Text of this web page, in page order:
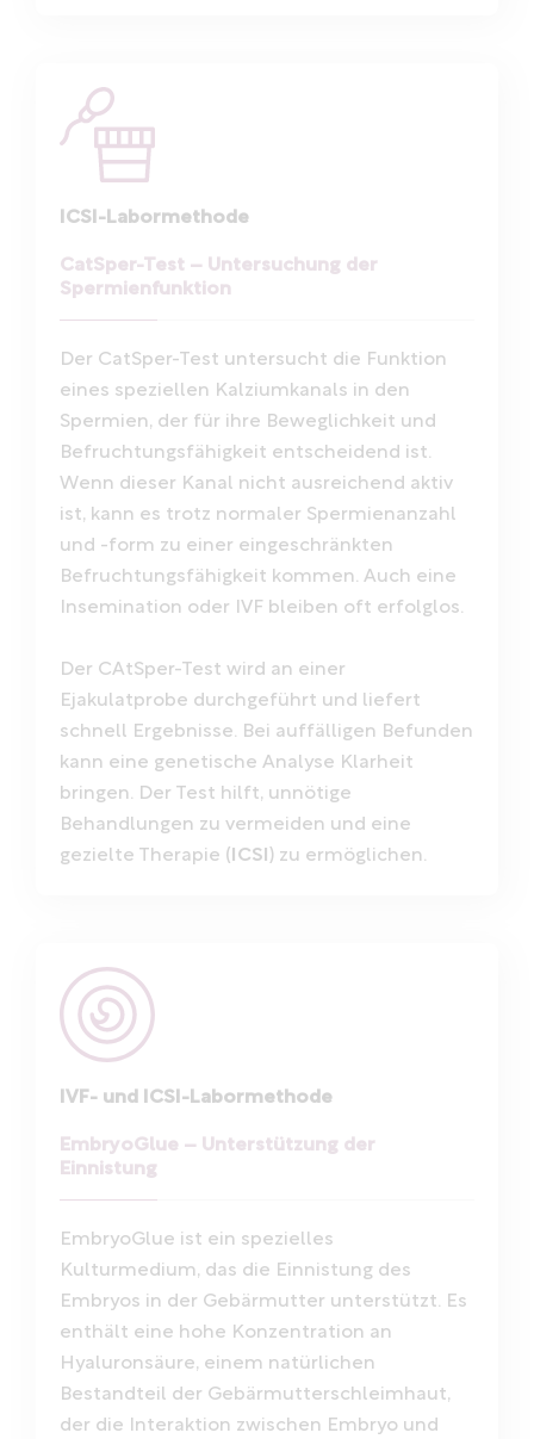
ICSI-Labormethode
CatSper-Test – Untersuchung der
Spermienfunktion
Der CatSper-Test untersucht die Funktion
eines speziellen Kalziumkanals in den
Spermien, der für ihre Beweglichkeit und
Befruchtungsfähigkeit entscheidend ist.
Wenn dieser Kanal nicht ausreichend aktiv
ist, kann es trotz normaler Spermienanzahl
und -form zu einer eingeschränkten
Befruchtungsfähigkeit kommen. Auch eine
Insemination oder IVF bleiben oft erfolglos.
Der CAtSper-Test wird an einer
Ejakulatprobe durchgeführt und liefert
schnell Ergebnisse. Bei auffälligen Befunden
kann eine genetische Analyse Klarheit
bringen. Der Test hilft, unnötige
Behandlungen zu vermeiden und eine
gezielte Therapie (ICSI) zu ermöglichen.
IVF- und ICSI-Labormethode
EmbryoGlue – Unterstützung der
Einnistung
EmbryoGlue ist ein spezielles
Kulturmedium, das die Einnistung des
Embryos in der Gebärmutter unterstützt. Es
enthält eine hohe Konzentration an
Hyaluronsäure, einem natürlichen
Bestandteil der Gebärmutterschleimhaut,
der die Interaktion zwischen Embryo und